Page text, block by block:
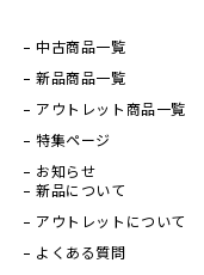
中古商品一覧
新品商品一覧
アウトレット商品一覧
特集ページ
お知らせ
新品について
アウトレットについて
よくある質問